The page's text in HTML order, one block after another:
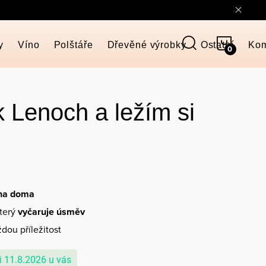
KOŠÍK
Víno Polštáře Dřevěné výrobky Ostatní
Lenoch a ležím si
doma
vyčaruje úsměv
příležitost
11.8.2026